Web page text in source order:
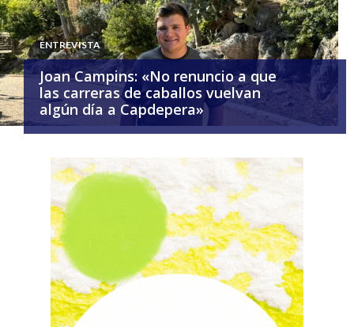
ENTREVISTA
Joan Campins: «No renuncio a que
las carreras de caballos vuelvan
algún día a Capdepera»